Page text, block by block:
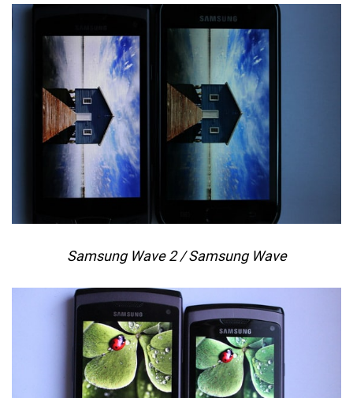
Samsung Wave 2 / Samsung Wave